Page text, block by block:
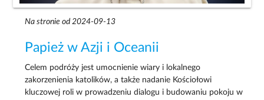
Na stronie od 2024-09-13
Papież w Azji i Oceanii
Celem podróży jest umocnienie wiary i lokalnego
zakorzenienia katolików, a także nadanie Kościołowi
kluczowej roli w prowadzeniu dialogu i budowaniu pokoju w